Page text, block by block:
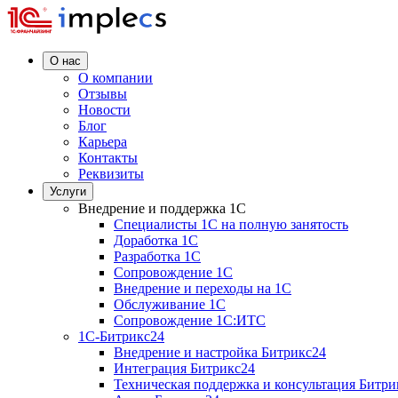
О нас
О компании
Отзывы
Новости
Блог
Карьера
Контакты
Реквизиты
Услуги
Внедрение и поддержка 1C
Специалисты 1C на полную занятость
Доработка 1C
Разработка 1C
Сопровождение 1C
Внедрение и переходы на 1C
Обслуживание 1C
Сопровождение 1C:ИТС
1С-Битрикс24
Внедрение и настройка Битрикс24
Интеграция Битрикс24
Техническая поддержка и консультация